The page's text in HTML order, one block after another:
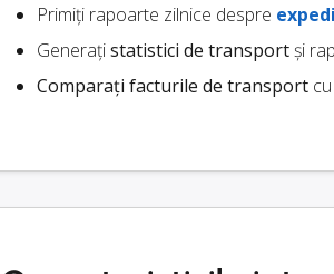
Primiți rapoarte zilnice despre
Generațistatistici de transportși
Comparați facturile de transport